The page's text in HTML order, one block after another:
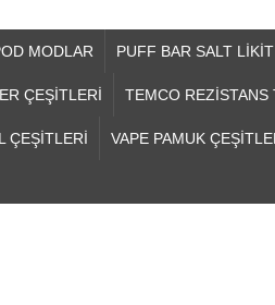
MODLAR PUFF BAR SALT
ÇEŞİTLERİ TEMCO REZİSTANS
ÇEŞİTLERİ VAPE PAMUK